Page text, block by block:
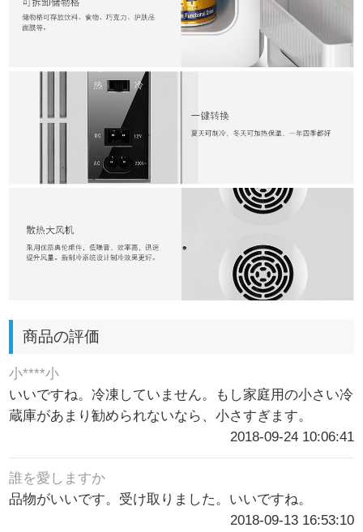
商品の評価
小****小
いいですね。冷凍していません。もし家庭用の小さい冷
蔵庫があまり勧められないなら、小さすぎます。
2018-09-24 10:06:41
誰を愛しますか
品物がいいです。受け取りました。いいですね。
2018-09-13 16:53:10